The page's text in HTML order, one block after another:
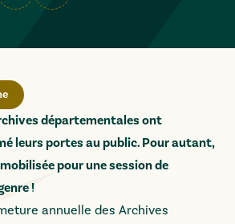
départementales ont
leurs portes au public. Pour autant,
pour une session de
!
annuelle des Archives